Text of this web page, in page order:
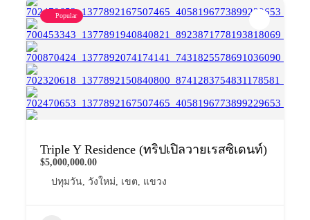
Popular
Triple Y Residence (ทริปเปิลวายเรสซิเดนท์)
$5,000,000.00
ปทุมวัน วังใหม่ เขต แขวง